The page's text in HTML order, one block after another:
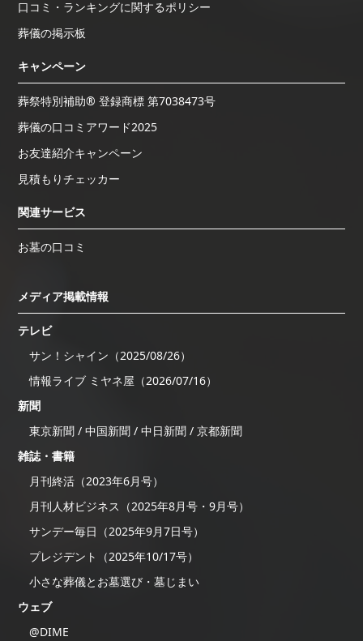
口コミ・ランキングに関するポリシー
葬儀の掲示板
キャンペーン
葬祭特別補助® 登録商標 第7038473号
葬儀の口コミアワード2025
お友達紹介キャンペーン
見積もりチェッカー
関連サービス
お墓の口コミ
メディア掲載情報
テレビ
サン！シャイン（2025/08/26）
情報ライブ ミヤネ屋（2026/07/16）
新聞
東京新聞 / 中国新聞 / 中日新聞 / 京都新聞
雑誌・書籍
月刊終活（2023年6月号）
月刊人材ビジネス（2025年8月号・9月号）
サンデー毎日（2025年9月7日号）
プレジデント（2025年10/17号）
小さな葬儀とお墓選び・墓じまい
ウェブ
@DIME